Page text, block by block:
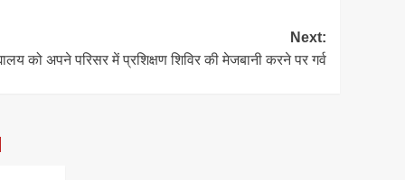
Next:
को अपने परिसर में प्रशिक्षण शिविर की मेजबानी करने पर गर्व